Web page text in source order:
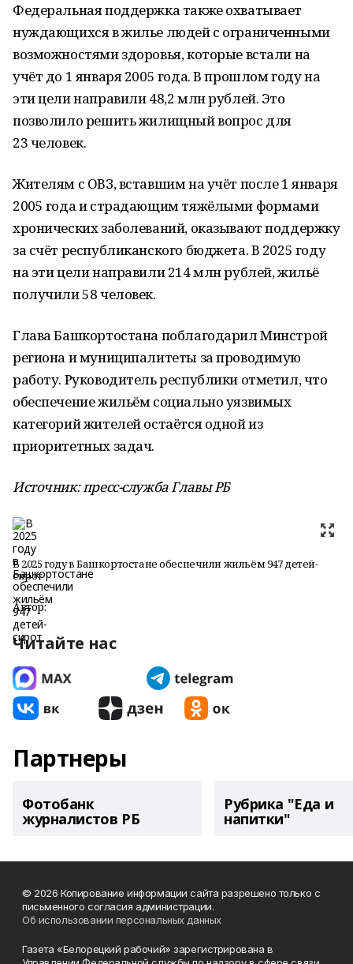
Федеральная поддержка также охватывает
нуждающихся в жилье людей с ограниченными
возможностями здоровья, которые встали на
учёт до 1 января 2005 года. В прошлом году на
эти цели направили 48,2 млн рублей. Это
позволило решить жилищный вопрос для
23 человек.
Жителям с ОВЗ, вставшим на учёт после 1 января
2005 года и страдающим тяжёлыми формами
хронических заболеваний, оказывают поддержку
за счёт республиканского бюджета. В 2025 году
на эти цели направили 214 млн рублей, жильё
получили 58 человек.
Глава Башкортостана поблагодарил Минстрой
региона и муниципалитеты за проводимую
работу. Руководитель республики отметил, что
обеспечение жильём социально уязвимых
категорий жителей остаётся одной из
приоритетных задач.
Источник: пресс-служба Главы РБ
В 2025 году в Башкортостане обеспечили жильём 947 детей-
сирот
Автор:
Читайте нас
Партнеры
Фотобанк
журналистов РБ
Рубрика "Еда и
напитки"
© 2026 Копирование информации сайта разрешено только с
письменного согласия администрации.
Об использовании персональных данных
Газета «Белорецкий рабочий» зарегистрирована в